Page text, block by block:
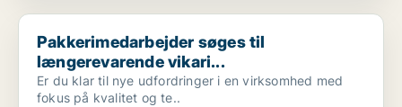
Pakkerimedarbejder søges til længerevarende vikari...
Pakkerimedarbejder søges til
længerevarende vikari...
Er du klar til nye udfordringer i en virksomhed med
fokus på kvalitet og te..